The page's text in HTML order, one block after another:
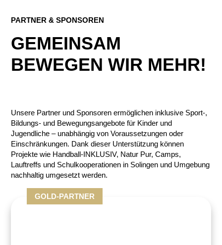
PARTNER & SPONSOREN
GEMEINSAM
BEWEGEN WIR MEHR!
Unsere Partner und Sponsoren ermöglichen inklusive Sport-,
Bildungs- und Bewegungsangebote für Kinder und
Jugendliche – unabhängig von Voraussetzungen oder
Einschränkungen. Dank dieser Unterstützung können
Projekte wie Handball-INKLUSIV, Natur Pur, Camps,
Lauftreffs und Schulkooperationen in Solingen und Umgebung
nachhaltig umgesetzt werden.
GOLD-PARTNER